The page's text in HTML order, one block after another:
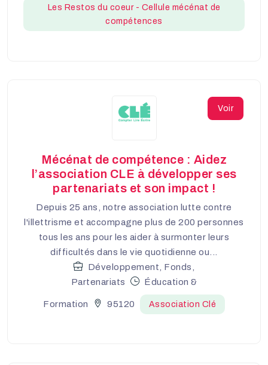
Les Restos du coeur - Cellule mécénat de
compétences
Voir
Mécénat de compétence : Aidez
l’association CLE à développer ses
partenariats et son impact !
Depuis 25 ans, notre association lutte contre
l'illettrisme et accompagne plus de 200 personnes
tous les ans pour les aider à surmonter leurs
difficultés dans le vie quotidienne ou...
Développement, Fonds,
Partenariats
Éducation &
Formation 95120 Association Clé